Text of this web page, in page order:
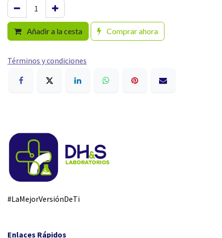
Añadir a la cesta Comprar ahora
Términos y condiciones
#LaMejorVersiónDeTi
Enlaces Rápidos